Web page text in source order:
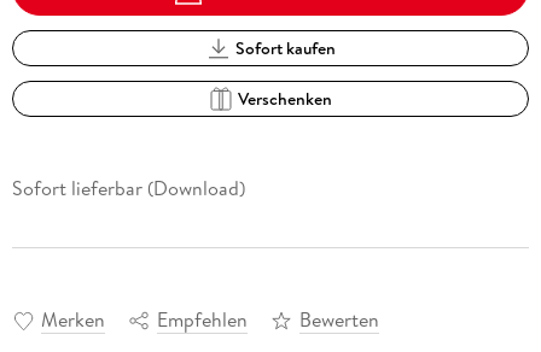
Sofort kaufen
Verschenken
Sofort lieferbar (Download)
Merken Empfehlen Bewerten